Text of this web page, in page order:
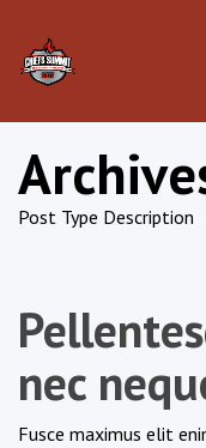
Post Type Description
nec
Fusce maximus elit